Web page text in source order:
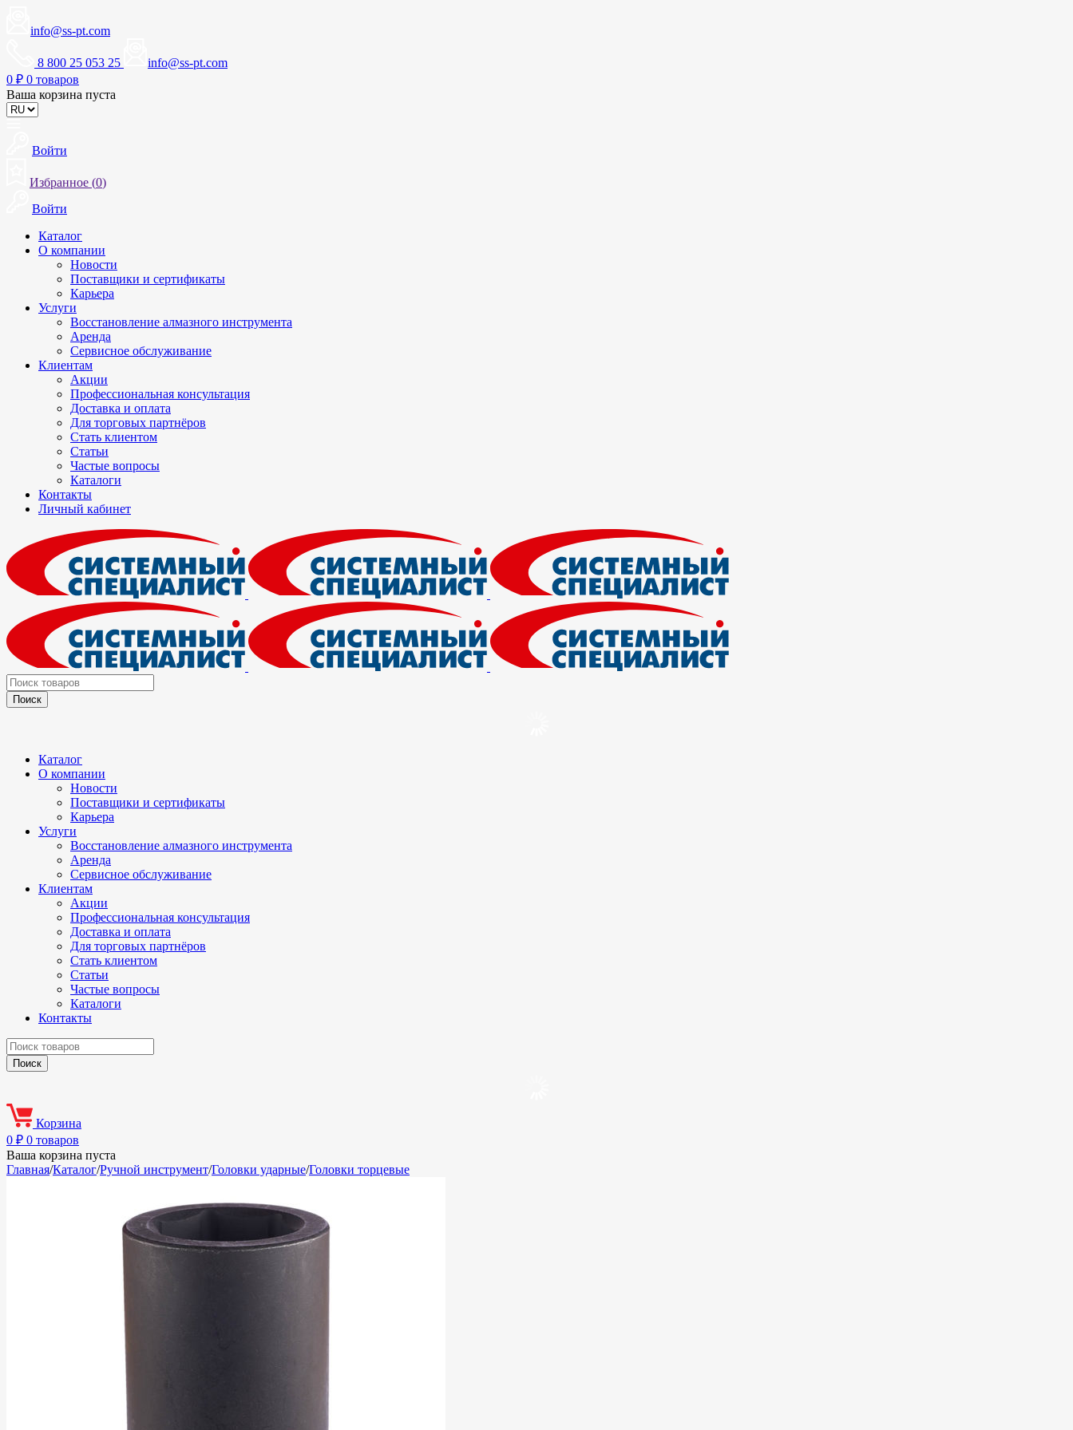
info@ss-pt.com
8 800 25 053 25
info@ss-pt.com
0 ₽ 0 товаров
Ваша корзина пуста
Войти
Избранное (0)
Войти
Каталог
О компании
Новости
Поставщики и сертификаты
Карьера
Услуги
Восстановление алмазного инструмента
Аренда
Сервисное обслуживание
Клиентам
Акции
Профессиональная консультация
Доставка и оплата
Для торговых партнёров
Стать клиентом
Статьи
Частые вопросы
Каталоги
Контакты
Личный кабинет
Каталог
О компании
Новости
Поставщики и сертификаты
Карьера
Услуги
Восстановление алмазного инструмента
Аренда
Сервисное обслуживание
Клиентам
Акции
Профессиональная консультация
Доставка и оплата
Для торговых партнёров
Стать клиентом
Статьи
Частые вопросы
Каталоги
Контакты
Корзина
0 ₽ 0 товаров
Ваша корзина пуста
Главная/Каталог/Ручной инструмент/Головки ударные/Головки торцевые